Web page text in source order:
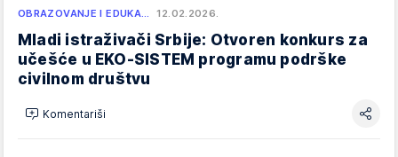
OBRAZOVANJE I EDUKA… 12.02.2026.
Mladi istraživači Srbije: Otvoren konkurs za
učešće u EKO-SISTEM programu podrške
civilnom društvu
Komentariši